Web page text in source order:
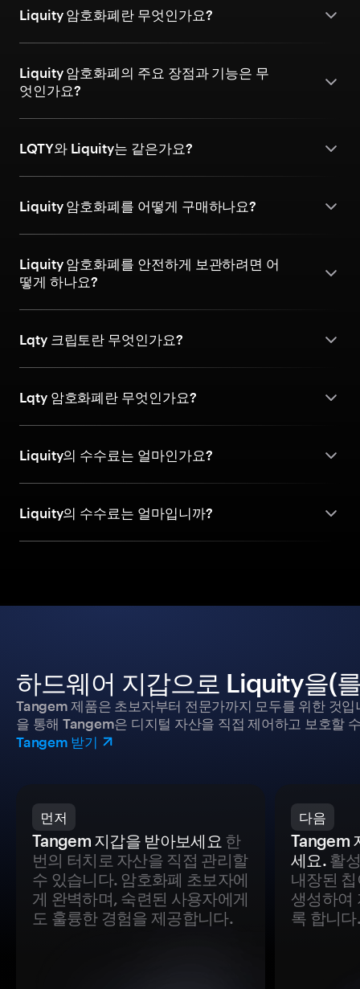
Liquity 암호화폐란 무엇인가요?
Liquity 암호화폐의 주요 장점과 기능은 무
엇인가요?
LQTY와 Liquity는 같은가요?
Liquity 암호화폐를 어떻게 구매하나요?
Liquity 암호화폐를 안전하게 보관하려면 어
떻게 하나요?
Lqty 크립토란 무엇인가요?
Lqty 암호화폐란 무엇인가요?
Liquity의 수수료는 얼마인가요?
Liquity의 수수료는 얼마입니까?
하드웨어 지갑으로 Liquity을(
Tangem 제품은 초보자부터 전문가까지 모두를 위한 것
을 통해 Tangem은 디지털 자산을 직접 제어하고 보호할
Tangem 받기
먼저
Tangem 지갑을 받아보세요 한
번의 터치로 자산을 직접 관리할
수 있습니다. 암호화폐 초보자에
게 완벽하며, 숙련된 사용자에게
도 훌륭한 경험을 제공합니다.
다음
Tangem
세요.활
내장된
생성하여
록 합니다.